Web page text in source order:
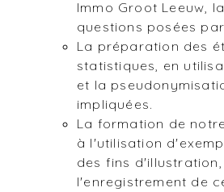
Immo Groot Leeuw,
questions posées
La préparation des
statistiques, en
et la
impliquées.
La formation de
à l'utilisation
des fins
l'enregistrement de